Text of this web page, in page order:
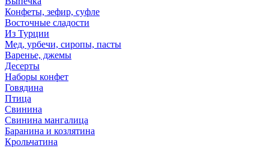
Конфеты, зефир, суфле
Восточные сладости
Из Турции
Мед, урбечи, сиропы, пасты
Варенье, джемы
Десерты
Наборы конфет
Говядина
Птица
Свинина
Свинина мангалица
Баранина и козлятина
Крольчатина